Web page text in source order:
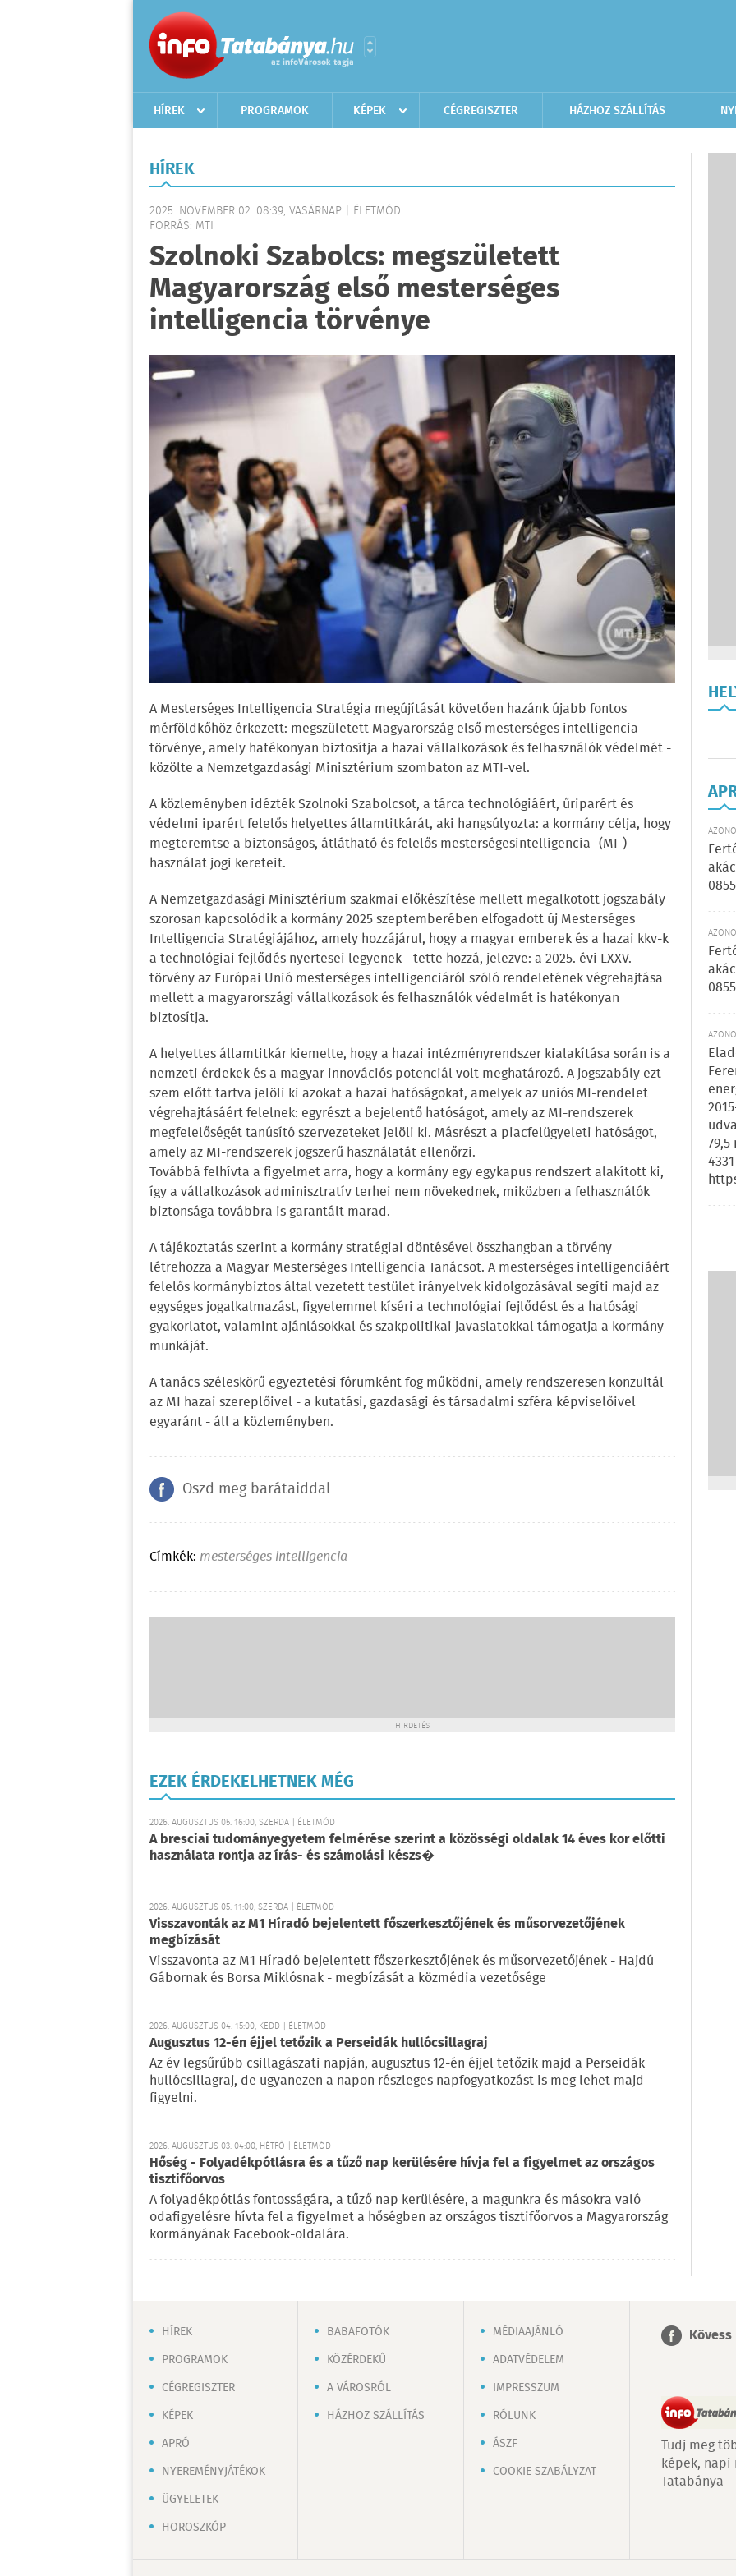
HÍREK PROGRAMOK KÉPEK CÉGREGISZTER HÁZHOZ SZÁLLÍTÁS
HÍREK
2025. NOVEMBER 02. 08:39, VASÁRNAP | ÉLETMÓD
FORRÁS: MTI
Szolnoki Szabolcs: megszületett
Magyarország első mesterséges
intelligencia törvénye
A Mesterséges Intelligencia Stratégia megújítását követően hazánk újabb fontos
mérföldkőhöz érkezett: megszületett Magyarország első mesterséges intelligencia
törvénye, amely hatékonyan biztosítja a hazai vállalkozások és felhasználók védelmét -
közölte a Nemzetgazdasági Minisztérium szombaton az MTI-vel.
A közleményben idézték Szolnoki Szabolcsot, a tárca technológiáért, űriparért és
védelmi iparért felelős helyettes államtitkárát, aki hangsúlyozta: a kormány célja, hogy
megteremtse a biztonságos, átlátható és felelős mesterségesintelligencia- (MI-)
használat jogi kereteit.
A Nemzetgazdasági Minisztérium szakmai előkészítése mellett megalkotott jogszabály
szorosan kapcsolódik a kormány 2025 szeptemberében elfogadott új Mesterséges
Intelligencia Stratégiájához, amely hozzájárul, hogy a magyar emberek és a hazai kkv-k
a technológiai fejlődés nyertesei legyenek - tette hozzá, jelezve: a 2025. évi LXXV.
törvény az Európai Unió mesterséges intelligenciáról szóló rendeletének végrehajtása
mellett a magyarországi vállalkozások és felhasználók védelmét is hatékonyan
biztosítja.
A helyettes államtitkár kiemelte, hogy a hazai intézményrendszer kialakítása során is a
nemzeti érdekek és a magyar innovációs potenciál volt meghatározó. A jogszabály ezt
szem előtt tartva jelöli ki azokat a hazai hatóságokat, amelyek az uniós MI-rendelet
végrehajtásáért felelnek: egyrészt a bejelentő hatóságot, amely az MI-rendszerek
megfelelőségét tanúsító szervezeteket jelöli ki. Másrészt a piacfelügyeleti hatóságot,
amely az MI-rendszerek jogszerű használatát ellenőrzi.
Továbbá felhívta a figyelmet arra, hogy a kormány egy egykapus rendszert alakított ki,
így a vállalkozások adminisztratív terhei nem növekednek, miközben a felhasználók
biztonsága továbbra is garantált marad.
A tájékoztatás szerint a kormány stratégiai döntésével összhangban a törvény
létrehozza a Magyar Mesterséges Intelligencia Tanácsot. A mesterséges intelligenciáért
felelős kormánybiztos által vezetett testület irányelvek kidolgozásával segíti majd az
egységes jogalkalmazást, figyelemmel kíséri a technológiai fejlődést és a hatósági
gyakorlatot, valamint ajánlásokkal és szakpolitikai javaslatokkal támogatja a kormány
munkáját.
A tanács széleskörű egyeztetési fórumként fog működni, amely rendszeresen konzultál
az MI hazai szereplőivel - a kutatási, gazdasági és társadalmi szféra képviselőivel
egyaránt - áll a közleményben.
Oszd meg barátaiddal
Címkék: mesterséges intelligencia
HIRDETÉS
EZEK ÉRDEKELHETNEK MÉG
2026. AUGUSZTUS 05. 16:00, SZERDA | ÉLETMÓD
A bresciai tudományegyetem felmérése szerint a közösségi oldalak 14 éves kor előtti
használata rontja az írás- és számolási készs�
2026. AUGUSZTUS 05. 11:00, SZERDA | ÉLETMÓD
Visszavonták az M1 Híradó bejelentett főszerkesztőjének és műsorvezetőjének
megbízását
Visszavonta az M1 Híradó bejelentett főszerkesztőjének és műsorvezetőjének - Hajdú
Gábornak és Borsa Miklósnak - megbízását a közmédia vezetősége
2026. AUGUSZTUS 04. 15:00, KEDD | ÉLETMÓD
Augusztus 12-én éjjel tetőzik a Perseidák hullócsillagraj
Az év legsűrűbb csillagászati napján, augusztus 12-én éjjel tetőzik majd a Perseidák
hullócsillagraj, de ugyanezen a napon részleges napfogyatkozást is meg lehet majd
figyelni.
2026. AUGUSZTUS 03. 04:00, HÉTFŐ | ÉLETMÓD
Hőség - Folyadékpótlásra és a tűző nap kerülésére hívja fel a figyelmet az országos
tisztifőorvos
A folyadékpótlás fontosságára, a tűző nap kerülésére, a magunkra és másokra való
odafigyelésre hívta fel a figyelmet a hőségben az országos tisztifőorvos a Magyarország
kormányának Facebook-oldalára.
4331
HÍREK
PROGRAMOK
CÉGREGISZTER
KÉPEK
APRÓ
NYEREMÉNYJÁTÉKOK
ÜGYELETEK
HOROSZKÓP
BABAFOTÓK
KÖZÉRDEKŰ
A VÁROSRÓL
HÁZHOZ SZÁLLÍTÁS
MÉDIAAJÁNLÓ
ADATVÉDELEM
IMPRESSZUM
RÓLUNK
ÁSZF
COOKIE SZABÁLYZAT
Tudj meg
képek, napi
Tatabánya